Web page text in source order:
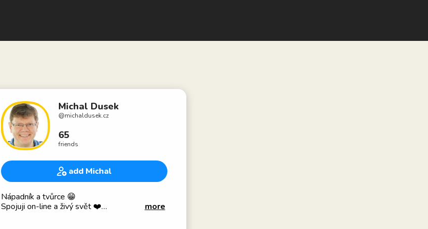
Michal Dusek
@michaldusek.cz
65
friends
add Michal
Nápadník a tvůrce 😁
Spojuji on-line a živý svět ❤️
more